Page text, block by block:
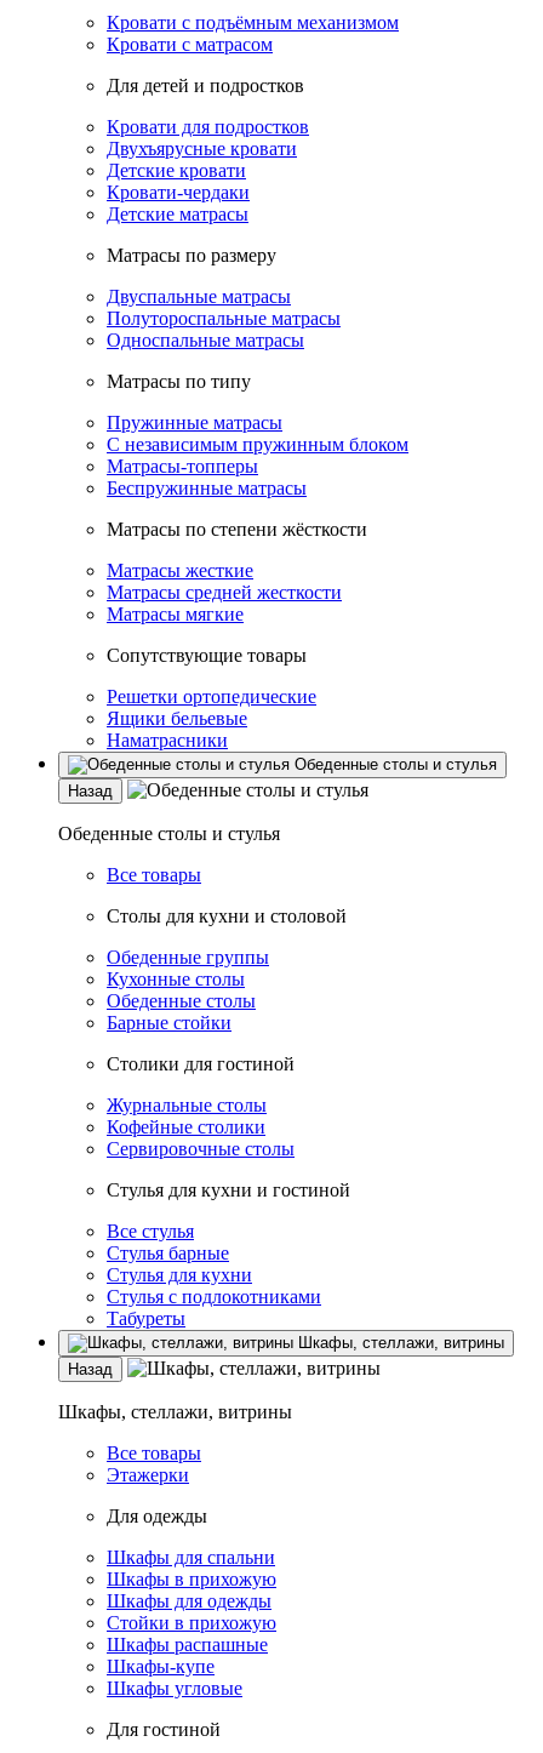
Кровати с подъёмным механизмом
Кровати с матрасом
Для детей и подростков
Кровати для подростков
Двухъярусные кровати
Детские кровати
Кровати-чердаки
Детские матрасы
Матрасы по размеру
Двуспальные матрасы
Полутороспальные матрасы
Односпальные матрасы
Матрасы по типу
Пружинные матрасы
С независимым пружинным блоком
Матрасы-топперы
Беспружинные матрасы
Матрасы по степени жёсткости
Матрасы жесткие
Матрасы средней жесткости
Матрасы мягкие
Сопутствующие товары
Решетки ортопедические
Ящики бельевые
Наматрасники
Обеденные столы и стулья
Назад
Обеденные столы и стулья
Все товары
Столы для кухни и столовой
Обеденные группы
Кухонные столы
Обеденные столы
Барные стойки
Столики для гостиной
Журнальные столы
Кофейные столики
Сервировочные столы
Стулья для кухни и гостиной
Все стулья
Стулья барные
Стулья для кухни
Стулья с подлокотниками
Табуреты
Шкафы, стеллажи, витрины
Назад
Шкафы, стеллажи, витрины
Все товары
Этажерки
Для одежды
Шкафы для спальни
Шкафы в прихожую
Шкафы для одежды
Стойки в прихожую
Шкафы распашные
Шкафы-купе
Шкафы угловые
Для гостиной